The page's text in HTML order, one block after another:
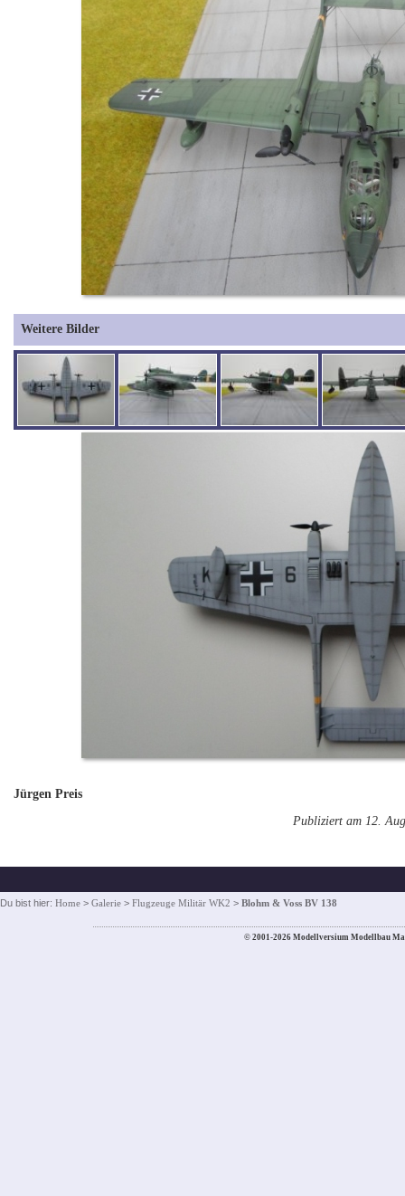
Weitere Bilder
Jürgen Preis
Publiziert am 12.
Du bist hier: Home > Galerie > Flugzeuge Militär WK2 > Blohm & Voss BV 138
© 2001-2026 Modellversium Modellbau